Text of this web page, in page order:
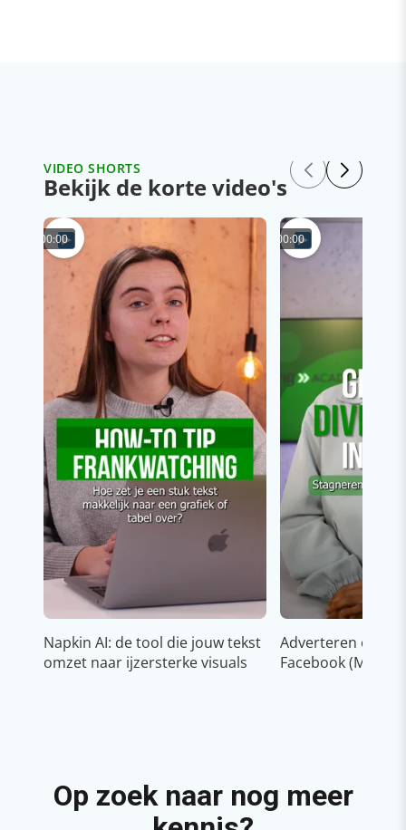
VIDEO SHORTS
Bekijk de korte video's
00:00
Napkin AI: de tool die jouw tekst
omzet naar ijzersterke visuals
00:00
Adverteren op
Facebook (Meta)
Op zoek naar nog meer